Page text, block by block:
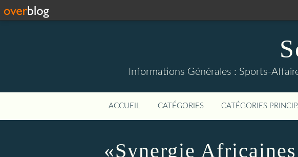
Informations Générales : Sports-
ACCUEIL CATÉGORIES CATÉGORIES
«Synergie